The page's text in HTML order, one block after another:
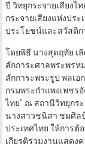
ปี วิทยุกระจายเสียง
กระจายเสียงแห่งปร
ประโยชน์และสวัสดิก
โดยพิธี นางสุดฤทัย เ
สักการะศาลพระพรห
สักการะพระรูป พลเอ
กรมพระกำแพงเพชร
ไทย” ณ สถานีวิทยุกร
นางสาวชนิสา ชมศิล
ประเทศไทย ให้การต้
เกียรติร่วมงานแสดง